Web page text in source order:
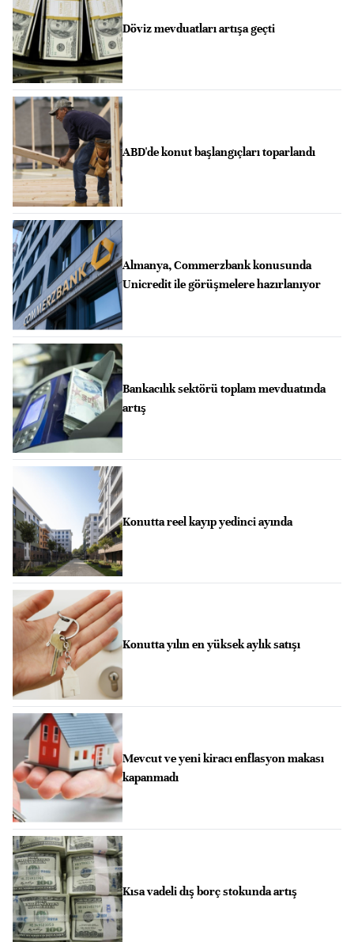
Döviz mevduatları artışa geçti
ABD'de konut başlangıçları toparlandı
Almanya, Commerzbank konusunda
Unicredit ile görüşmelere hazırlanıyor
Bankacılık sektörü toplam mevduatında
artış
Konutta reel kayıp yedinci ayında
Konutta yılın en yüksek aylık satışı
Mevcut ve yeni kiracı enflasyon makası
kapanmadı
Kısa vadeli dış borç stokunda artış